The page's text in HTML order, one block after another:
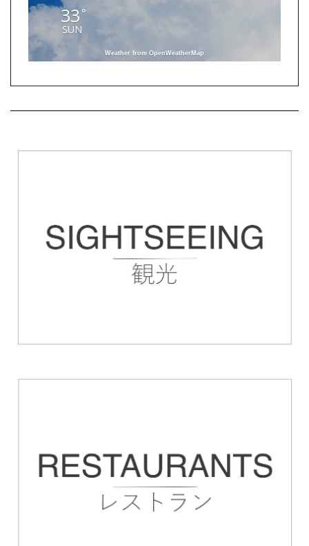
33 °
SUN
Weather from OpenWeatherMap